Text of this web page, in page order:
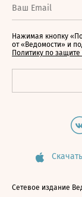
Нажимая кнопку
от «Ведомости» и
Политику по
Сетевое издание